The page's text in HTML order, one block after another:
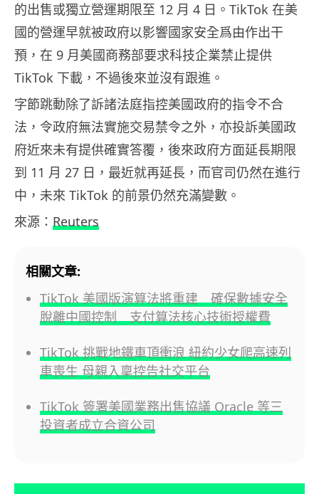
的出售或獨立營運期限至 12 月 4 日。TikTok 在美
國的營運早就被政府以影響國家安全爲由作出干
預，在 9 月美國商務部要求科技企業禁止提供
TikTok 下載，不過後來並沒有跟進。
字節跳動除了訴諸法庭指控美國政府的指令不合
法，令政府無法實施交易禁令之外，亦投訴美國政
府近來未有提供確實答覆，後來政府方面延長期限
到 11 月 27 日，最近就再延長，而官司仍然在進行
中，未來 TikTok 的前景仍然充滿變數。
來源： Reuters
相關文章:
TikTok 美國版演算法將重建 確保數據安全
脫離中國控制 支付算法核心技術授權費
TikTok 挑戰地鐵車頂衝浪 紐約少女爬高速列
車喪生 母親入稟控告社交平台
TikTok 簽署美國業務出售協議 Oracle 等三
投資者成立合資公司